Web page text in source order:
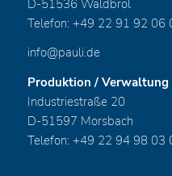
D-51536 Waldbröl
Telefon: +49 22 91 92 06
info@pauli.de
Produktion / Verwaltung
Industriestraße 20
D-51597 Morsbach
Telefon: +49 22 94 98 03